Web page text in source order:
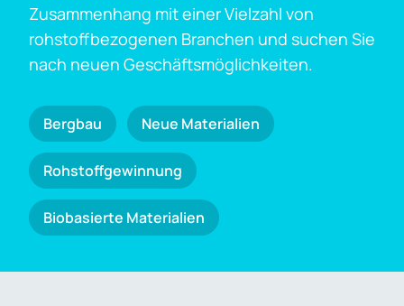
Zusammenhang mit einer Vielzahl von
rohstoffbezogenen Branchen und suchen Sie
nach neuen Geschäftsmöglichkeiten.
Bergbau Neue Materialien
Rohstoffgewinnung
Biobasierte Materialien